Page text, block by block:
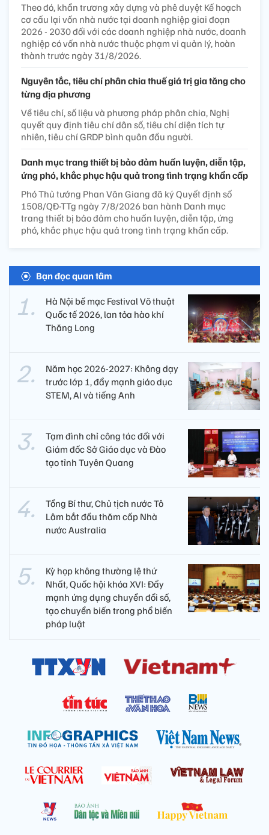
Theo đó, khẩn trương xây dựng và phê duyệt Kế hoạch
cơ cấu lại vốn nhà nước tại doanh nghiệp giai đoạn
2026 - 2030 đối với các doanh nghiệp nhà nước, doanh
nghiệp có vốn nhà nước thuộc phạm vi quản lý, hoàn
thành trước ngày 31/8/2026.
Nguyên tắc, tiêu chí phân chia thuế giá trị gia tăng cho
từng địa phương
Về tiêu chí, số liệu và phương pháp phân chia, Nghị
quyết quy định tiêu chí dân số, tiêu chí diện tích tự
nhiên, tiêu chí GRDP bình quân đầu người.
Danh mục trang thiết bị bảo đảm huấn luyện, diễn tập,
ứng phó, khắc phục hậu quả trong tình trạng khẩn cấp
Phó Thủ tướng Phan Văn Giang đã ký Quyết định số
1508/QĐ-TTg ngày 7/8/2026 ban hành Danh mục
trang thiết bị bảo đảm cho huấn luyện, diễn tập, ứng
phó, khắc phục hậu quả trong tình trạng khẩn cấp.
Bạn đọc quan tâm
Hà Nội bế mạc Festival Võ thuật
Quốc tế 2026, lan tỏa hào khí
Thăng Long
Năm học 2026-2027: Không dạy
trước lớp 1, đẩy mạnh giáo dục
STEM, AI và tiếng Anh
Tạm đình chỉ công tác đối với
Giám đốc Sở Giáo dục và Đào
tạo tỉnh Tuyên Quang
Tổng Bí thư, Chủ tịch nước Tô
Lâm bắt đầu thăm cấp Nhà
nước Australia
Kỳ họp không thường lệ thứ
Nhất, Quốc hội khóa XVI: Đẩy
mạnh ứng dụng chuyển đổi số,
tạo chuyển biến trong phổ biến
pháp luật